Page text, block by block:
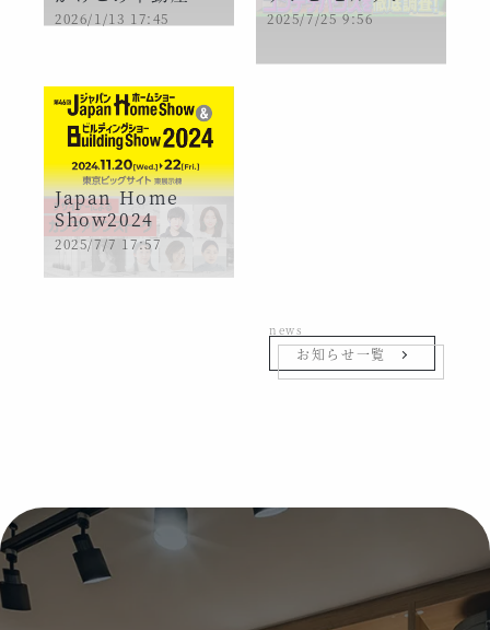
2026/1/13 17:45
ス！
2025/7/25 9:56
Japan Home
Show2024
2025/7/7 17:57
news
お知らせ一覧